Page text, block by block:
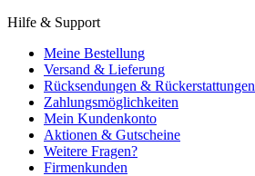
Hilfe & Support
Meine Bestellung
Versand & Lieferung
Rücksendungen & Rückerstattungen
Zahlungsmöglichkeiten
Mein Kundenkonto
Aktionen & Gutscheine
Weitere Fragen?
Firmenkunden